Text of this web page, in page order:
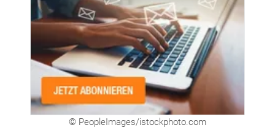
© PeopleImages/istockphoto.com